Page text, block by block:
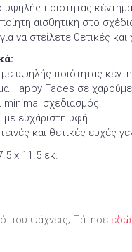
ποιότητας
αισθητική στο
να στείλετε θετικές
υψηλής ποιότητας
Happy Faces σε
minimal σχεδιασμός.
με ευχάριστη υφή.
και θετικές ευχές
x 11.5 εκ.
που ψάχνεις; Πάτησε εδώ